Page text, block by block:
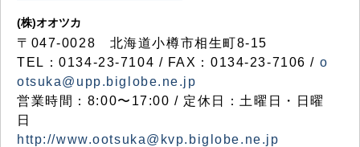
(株)オオツカ
〒047-0028 北海道小樽市相生町8-15
TEL：0134-23-7104 / FAX：0134-23-7106 / o
otsuka@upp.biglobe.ne.jp
営業時間：8:00〜17:00 / 定休日：土曜日・日曜
日
http://www.ootsuka@kvp.biglobe.ne.jp